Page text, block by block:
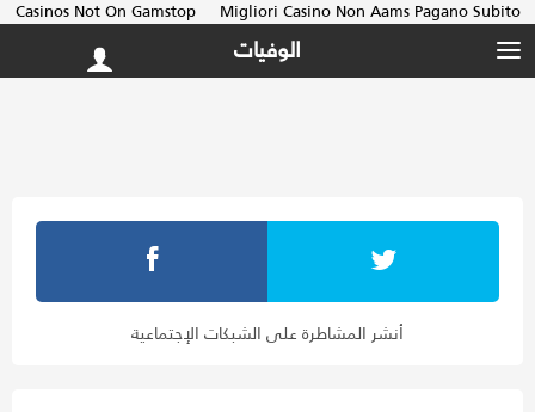
Casinos Not On Gamstop Migliori Casino Non Aams Pagano Subito
الوفيات
أنشر المشاطرة على الشبكات الإجتماعية